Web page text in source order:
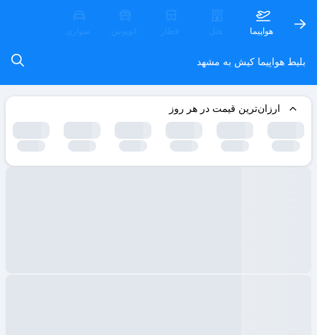
هواپیما هتل قطار اتوبوس سواری
بلیط هواپیما کیش به مشهد
ارزان‌ترین قیمت در هر روز